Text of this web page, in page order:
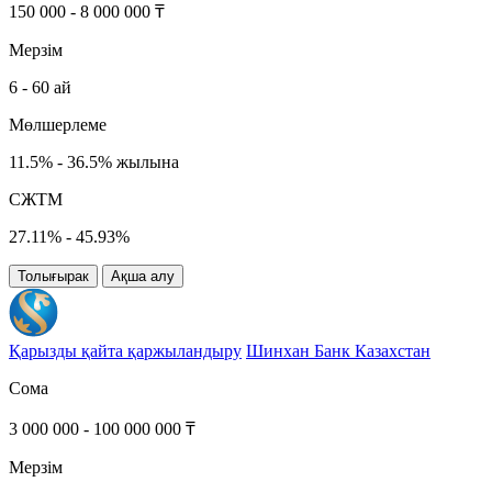
150 000 - 8 000 000 ₸
Мерзім
6 - 60 ай
Мөлшерлеме
11.5% - 36.5% жылына
СЖТМ
27.11% - 45.93%
Толығырак Ақша алу
Қарызды қайта қаржыландыру Шинхан Банк Казахстан
Сома
3 000 000 - 100 000 000 ₸
Мерзім